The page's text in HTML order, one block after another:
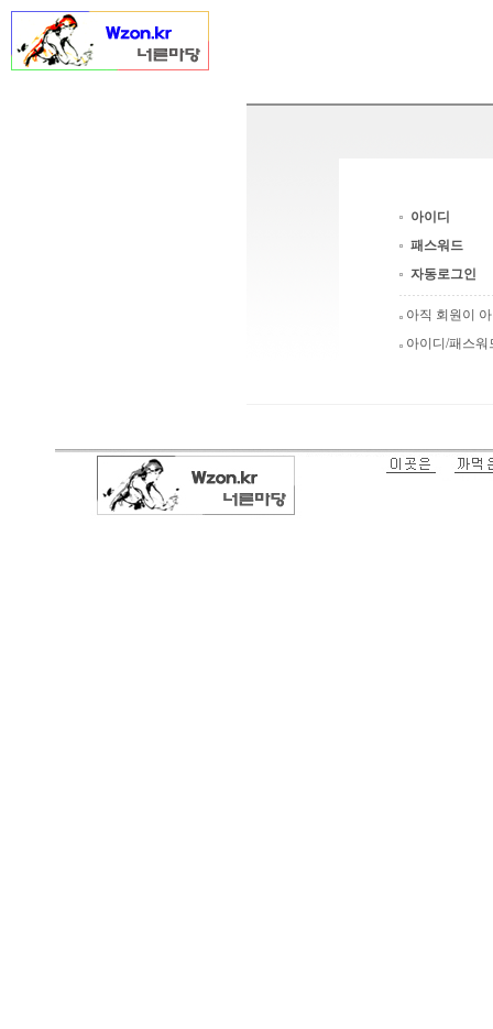
아이디
패스워드
자동로그인
아직 회원이
아이디/패스